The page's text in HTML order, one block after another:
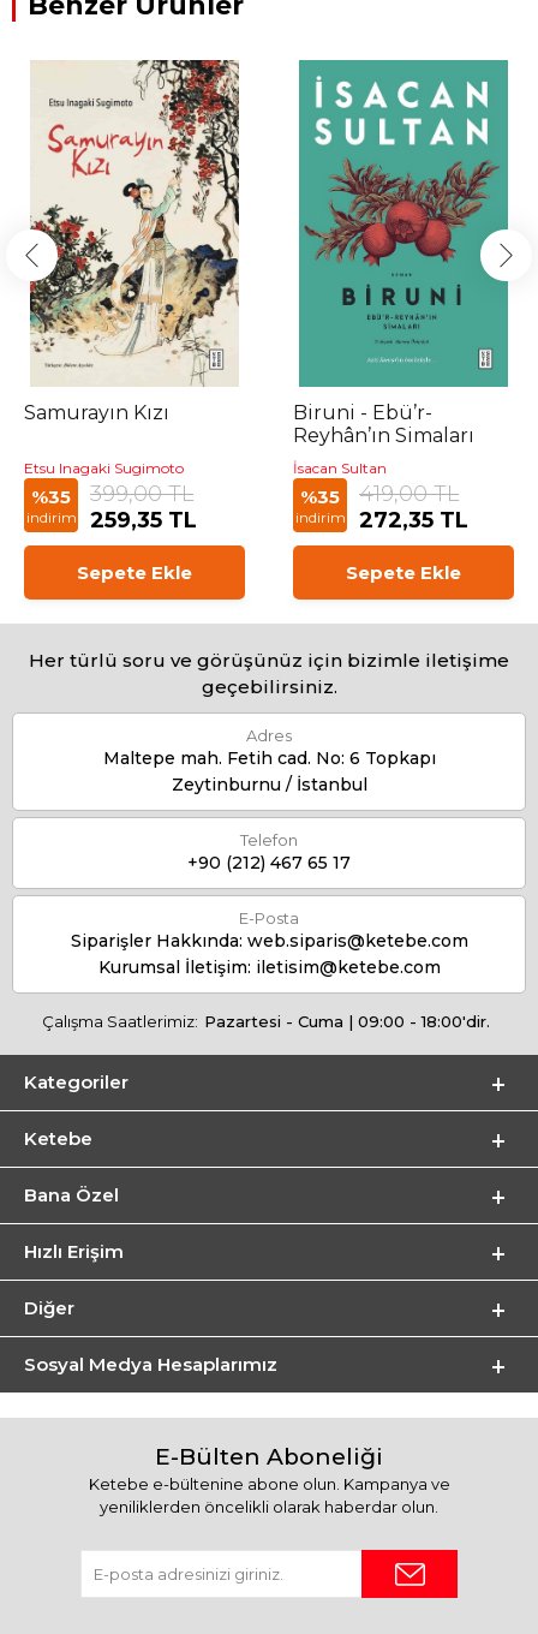
Samurayın Kızı
Etsu Inagaki Sugimoto
%35
indirim
399,00 TL
259,35 TL
Sepete Ekle
Biruni - Ebü’r-
Reyhân’ın Simaları
İsacan Sultan
%35
indirim
419,00 TL
272,35 TL
Sepete Ekle
Her türlü soru ve görüşünüz için bizimle iletişime
geçebilirsiniz.
Adres
Maltepe mah. Fetih cad. No: 6 Topkapı
Zeytinburnu / İstanbul
Telefon
+90 (212) 467 65 17
E-Posta
Siparişler Hakkında: web.siparis@ketebe.com
Kurumsal İletişim: iletisim@ketebe.com
Çalışma Saatlerimiz: Pazartesi - Cuma | 09:00 - 18:00'dir.
Kategoriler
Ketebe
Bana Özel
Hızlı Erişim
Diğer
Sosyal Medya Hesaplarımız
E-Bülten Aboneliği
Ketebe e-bültenine abone olun. Kampanya ve
yeniliklerden öncelikli olarak haberdar olun.